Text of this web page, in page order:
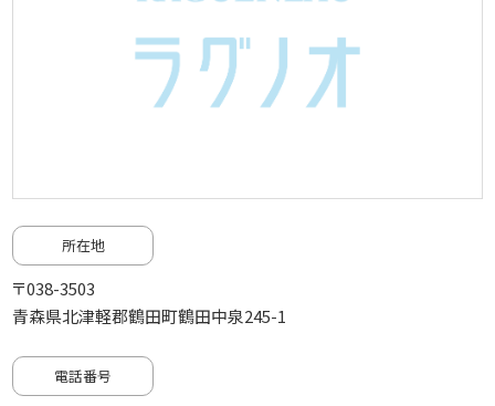
所在地
〒038-3503
青森県北津軽郡鶴田町鶴田中泉245-1
電話番号